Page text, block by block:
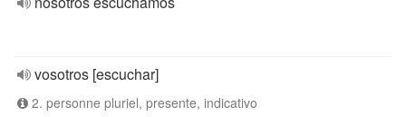
vosotros [escuchar]
2. personne pluriel, presente, indicativo